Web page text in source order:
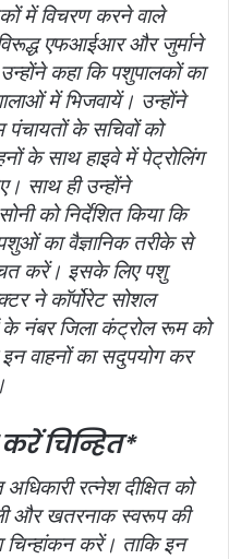
में विचरण करने वाले
एफआईआर और जुर्माने
कहा कि पशुपालकों का
में भिजवायें। उन्‍होंने
पंचायतों के सचिवों को
के साथ हाइवे में पेट्रोलिंग
साथ ही उन्‍होंने
को निर्देशित किया कि
का वैज्ञानिक तरीके से
करें। इसके लिए पशु
ने कॉर्पोरेट सोशल
के नंबर जिला कंट्रोल रूम को
वाहनों का सदुपयोग कर
चिन्हित*
रत्‍नेश दीक्षित को
और खतरनाक स्‍वरूप की
करें। ताकि इन